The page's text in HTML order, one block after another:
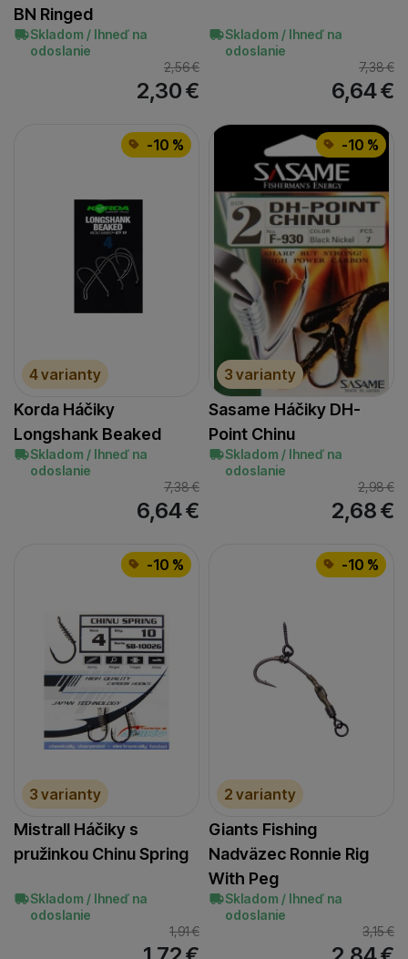
BN Ringed
Skladom / Ihneď na
odoslanie
2,56€
2,30€
Skladom / Ihneď na
odoslanie
7,38€
6,64€
-10 %
4 varianty
Korda Háčiky
Longshank Beaked
Skladom / Ihneď na
odoslanie
7,38€
6,64€
-10 %
3 varianty
Sasame Háčiky DH-
Point Chinu
Skladom / Ihneď na
odoslanie
2,98€
2,68€
-10 %
3 varianty
Mistrall Háčiky s
pružinkou Chinu Spring
Skladom / Ihneď na
odoslanie
1,91€
-10 %
2 varianty
Giants Fishing
Nadväzec Ronnie Rig
With Peg
Skladom / Ihneď na
odoslanie
3,15€